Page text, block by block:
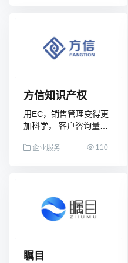
方信知识产权
用EC，销售管理变得更
加科学， 客户咨询量激
企业服务 110
瞩目